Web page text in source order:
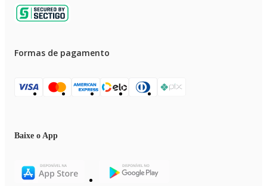
Formas de pagamento
Baixe o App